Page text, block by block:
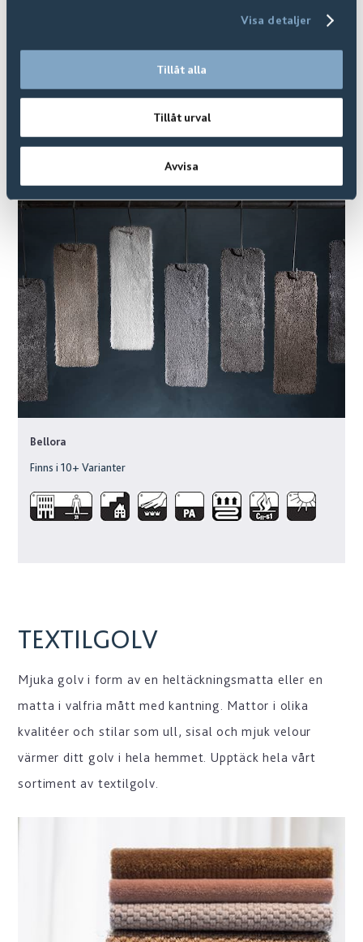
Visa detaljer
Tillåt alla
Tillåt urval
Avvisa
Bellora
Finns i10+ Varianter
TEXTILGOLV
Mjuka golv i form av en heltäckningsmatta eller en
matta i valfria mått med kantning. Mattor i olika
kvalitéer och stilar som ull, sisal och mjuk velour
värmer ditt golv i hela hemmet. Upptäck hela vårt
sortiment av textilgolv.